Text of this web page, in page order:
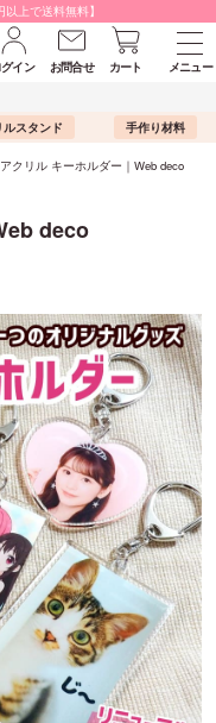
上で送料無料】
イン お問合せ カート
メニュー
ルスタンド 手作り材料
クリル キーホルダー｜Web deco
deco